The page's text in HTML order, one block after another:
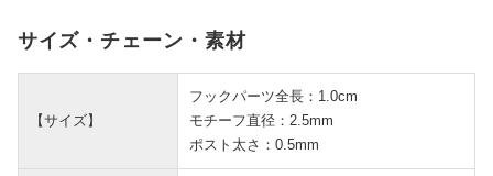
サイズ・チェーン・素材
【サイズ】
フックパーツ全長：1.0cm
モチーフ直径：2.5mm
ポスト太さ：0.5mm